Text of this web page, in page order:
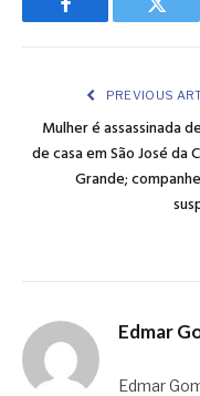
Facebook
PREVIOUS
Mulher é assassinada
de casa em São José da
Grande;
Edmar
Edmar